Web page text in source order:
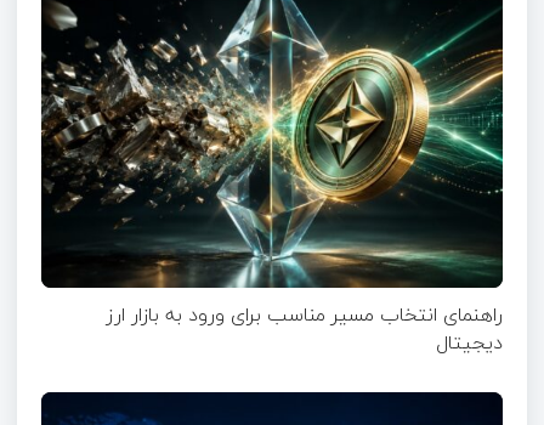
راهنمای انتخاب مسیر مناسب برای ورود به بازار ارز
دیجیتال